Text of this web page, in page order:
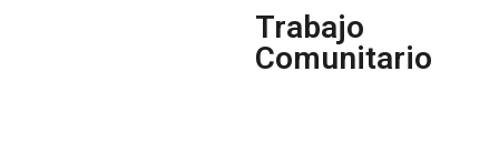
Trabajo
Comunitario